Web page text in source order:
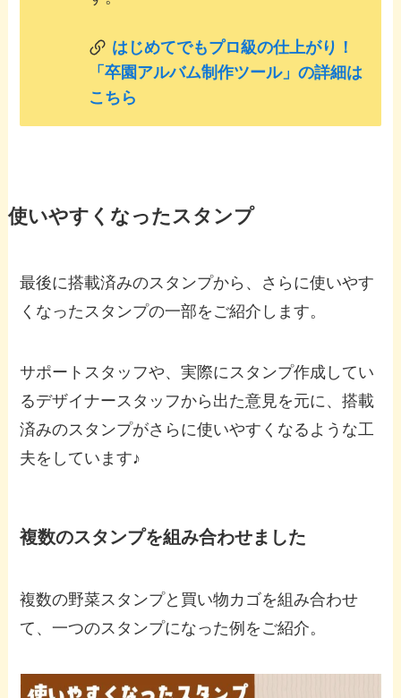
はじめてでもプロ級の仕上がり！
「卒園アルバム制作ツール」の詳細は
こちら
使いやすくなったスタンプ
最後に搭載済みのスタンプから、さらに使いやす
くなったスタンプの一部をご紹介します。
サポートスタッフや、実際にスタンプ作成してい
るデザイナースタッフから出た意見を元に、搭載
済みのスタンプがさらに使いやすくなるような工
夫をしています♪
複数のスタンプを組み合わせました
複数の野菜スタンプと買い物カゴを組み合わせ
て、一つのスタンプになった例をご紹介。